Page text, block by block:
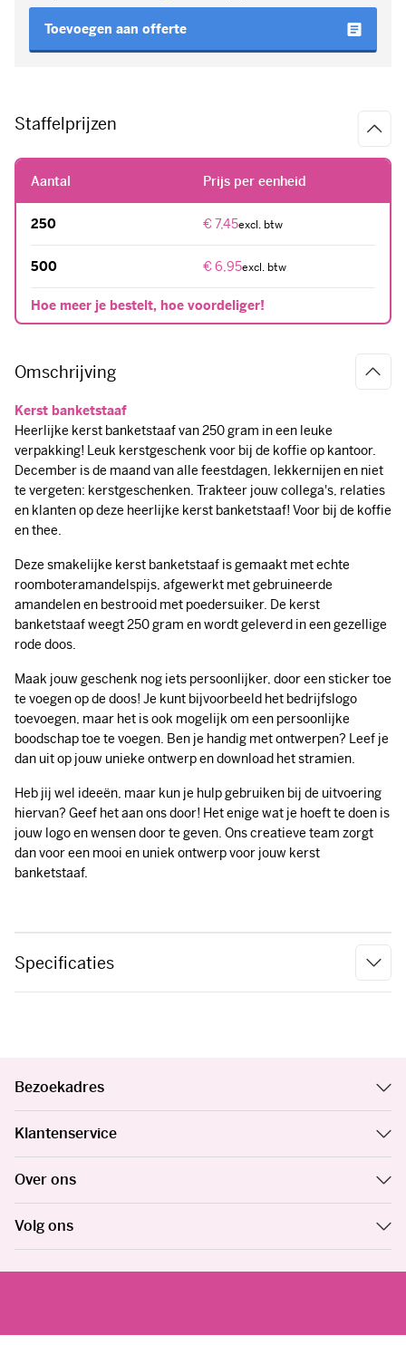
Toevoegen aan offerte
Staffelprijzen
Aantal Prijs per eenheid
250 € 7,45
500 € 6,95
Hoe meer je bestelt, hoe voordeliger!
Omschrijving
Kerst banketstaaf
Heerlijke kerst banketstaaf van 250 gram in een leuke
verpakking! Leuk kerstgeschenk voor bij de koffie op kantoor.
December is de maand van alle feestdagen, lekkernijen en niet
te vergeten: kerstgeschenken. Trakteer jouw collega's, relaties
en klanten op deze heerlijke kerst banketstaaf! Voor bij de koffie
en thee.
Deze smakelijke kerst banketstaaf is gemaakt met echte
roomboteramandelspijs, afgewerkt met gebruineerde
amandelen en bestrooid met poedersuiker. De kerst
banketstaaf weegt 250 gram en wordt geleverd in een gezellige
rode doos.
Maak jouw geschenk nog iets persoonlijker, door een sticker toe
te voegen op de doos! Je kunt bijvoorbeeld het bedrijfslogo
toevoegen, maar het is ook mogelijk om een persoonlijke
boodschap toe te voegen. Ben je handig met ontwerpen? Leef je
dan uit op jouw unieke ontwerp en download het stramien.
Heb jij wel ideeën, maar kun je hulp gebruiken bij de uitvoering
hiervan? Geef het aan ons door! Het enige wat je hoeft te doen is
jouw logo en wensen door te geven. Ons creatieve team zorgt
dan voor een mooi en uniek ontwerp voor jouw kerst
banketstaaf.
Specificaties
Bezoekadres
Klantenservice
Over ons
Volg ons